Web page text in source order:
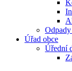
Úřad obce
Úřední